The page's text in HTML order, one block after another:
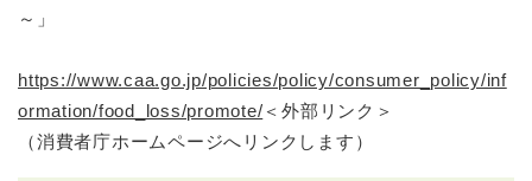
～」​
https://www.caa.go.jp/policies/policy/consumer_policy/inf
ormation/food_loss/promote/ ＜外部リンク＞
（消費者庁ホームページへリンクします）​